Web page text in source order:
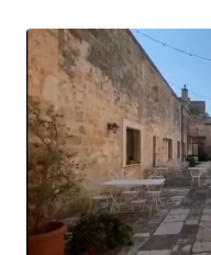
Agriturismi sold-
Arrivi in